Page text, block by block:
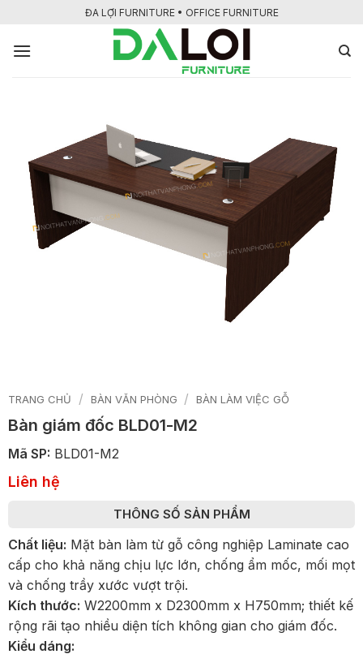
nội
ĐA LỢI FURNITURE • OFFICE FURNITURE
TRANG CHỦ / BÀN VĂN PHÒNG / BÀN LÀM VIỆC GỖ
Bàn giám đốc BLD01-M2
Mã SP: BLD01-M2
Liên hệ
THÔNG SỐ SẢN PHẨM
Chất liệu: Mặt bàn làm từ gỗ công nghiệp Laminate cao
cấp cho khả năng chịu lực lớn, chống ẩm mốc, mối mọt
và chống trầy xước vượt trội.
Kích thước: W2200mm x D2300mm x H750mm; thiết kế
rộng rãi tạo nhiều diện tích không gian cho giám đốc.
Kiểu dáng: